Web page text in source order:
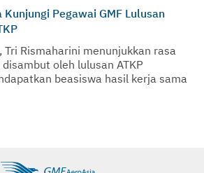
Pegawai GMF Lulusan
Tri Rismaharini menunjukkan rasa
oleh lulusan ATKP
beasiswa hasil kerja sama